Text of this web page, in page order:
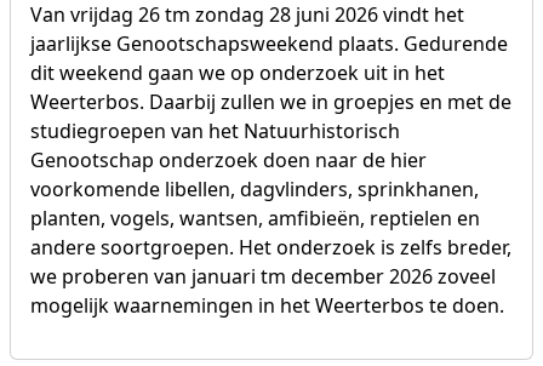
Van vrijdag 26 tm zondag 28 juni 2026 vindt het
jaarlijkse Genootschapsweekend plaats. Gedurende
dit weekend gaan we op onderzoek uit in het
Weerterbos. Daarbij zullen we in groepjes en met de
studiegroepen van het Natuurhistorisch
Genootschap onderzoek doen naar de hier
voorkomende libellen, dagvlinders, sprinkhanen,
planten, vogels, wantsen, amfibieën, reptielen en
andere soortgroepen. Het onderzoek is zelfs breder,
we proberen van januari tm december 2026 zoveel
mogelijk waarnemingen in het Weerterbos te doen.